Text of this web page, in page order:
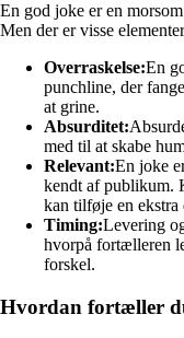
En god joke er en
Men der er visse
Overraskelse:En
punchline, der
at grine.
Absurditet:
med til at skabe
Relevant:En joke
kendt af publikum.
kan tilføje en
Timing:Levering
hvorpå fortælleren
forskel.
Hvordan fortæller